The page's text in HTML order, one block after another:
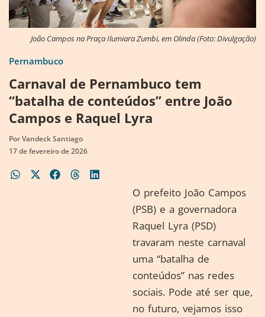
João Campos na Praça Ilumiara Zumbi, em Olinda (Foto: Divulgação)
Pernambuco
Carnaval de Pernambuco tem
“batalha de conteúdos” entre João
Campos e Raquel Lyra
PorVandeck Santiago
17 de fevereiro de 2026
O prefeito João Campos
(PSB) e a governadora
Raquel Lyra (PSD)
travaram neste carnaval
uma “batalha de
conteúdos” nas redes
sociais. Pode até ser que,
no futuro, vejamos isso